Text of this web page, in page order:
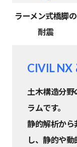
ラーメン式橋脚の
耐震
CIVIL NX
土木構造分野
ラムです。
静的解析から
し、静的や